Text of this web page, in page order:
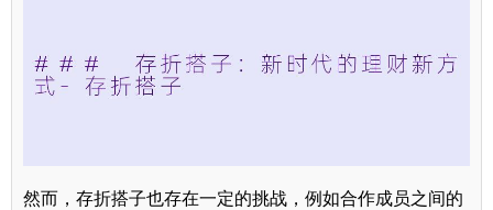
然而，存折搭子也存在一定的挑战，例如合作成员之间的